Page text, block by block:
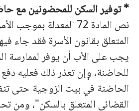
* توفير السكن للمحضونين مع
المتعلق بقانون الأسرة فقد جاء
يجب على الأب أن يوفر لممارسة
للحاضنة، وٕإن تعذر ذلك فعليه
الحاضنة في بيت الزوجية حتى
القضائي المتعلق بالسكن"، ومن